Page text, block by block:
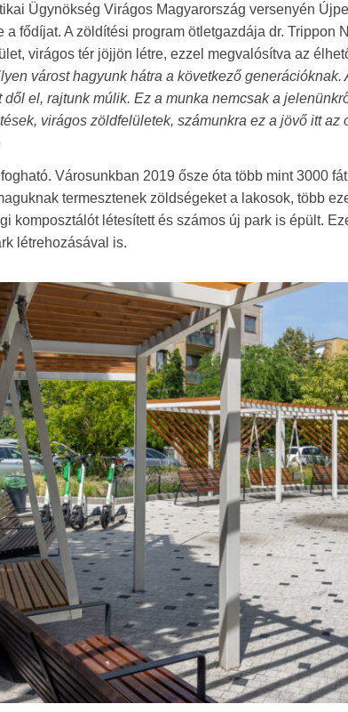
Ügynökség Virágos Magyarország versenyén
a fődíjat. A zöldítési program ötletgazdája dr. Trippon
virágos tér jöjjön létre, ezzel megvalósítva az
várost hagyunk hátra a következő
dől el, rajtunk múlik. Ez a munka nemcsak a
virágos zöldfelületek, számunkra ez a jövő itt az
Városunkban 2019 ősze óta több mint 3000
termesztenek zöldségeket a lakosok, több
komposztálót létesített és számos új park is épült.
létrehozásával is.